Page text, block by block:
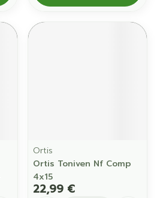
Ortis
Ortis Toniven Nf Comp
4x15
22,99 €